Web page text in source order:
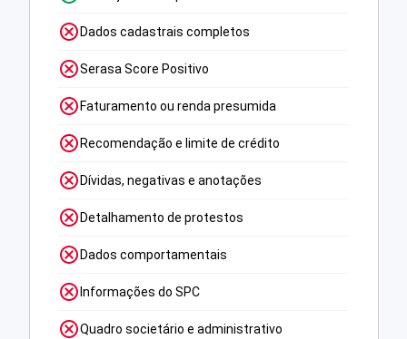
Dados cadastrais completos
Serasa Score Positivo
Faturamento ou renda presumida
Recomendação e limite de crédito
Dívidas, negativas e anotações
Detalhamento de protestos
Dados comportamentais
Informações do SPC
Quadro societário e administrativo